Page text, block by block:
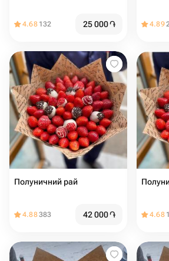
4.68 132 25 000֏ 4.89
Полуничний рай
4.88383 42 000֏ 4.68